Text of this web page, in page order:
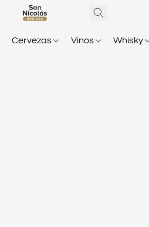
Cervezas Vinos Whisky